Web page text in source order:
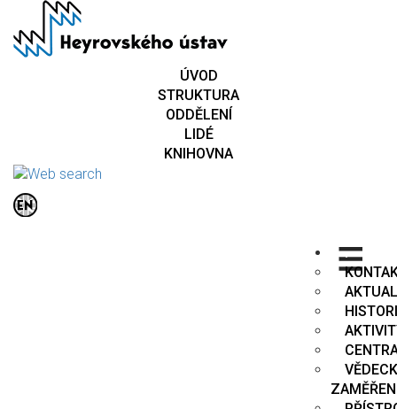
hlavnímu
ÚVOD
STRUKTURA
ODDĚLENÍ
LIDÉ
KNIHOVNA
.